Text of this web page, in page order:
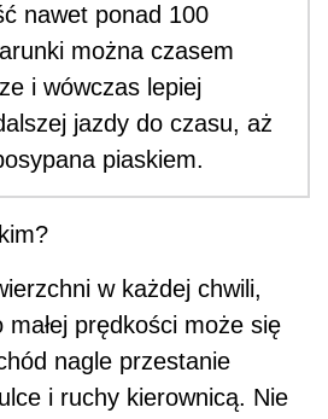
nawet ponad 100
można czasem
i wówczas lepiej
jazdy do czasu, aż
piaskiem.
w każdej chwili,
prędkości może się
nagle przestanie
i ruchy kierownicą. Nie